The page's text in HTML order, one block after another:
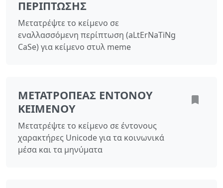
ΠΕΡΊΠΤΩΣΗΣ
Μετατρέψτε το κείμενο σε
εναλλασσόμενη περίπτωση (aLtErNaTiNg
CaSe) για κείμενο στυλ meme
ΜΕΤΑΤΡΟΠΈΑΣ ΈΝΤΟΝΟΥ
ΚΕΙΜΈΝΟΥ
Μετατρέψτε το κείμενο σε έντονους
χαρακτήρες Unicode για τα κοινωνικά
μέσα και τα μηνύματα